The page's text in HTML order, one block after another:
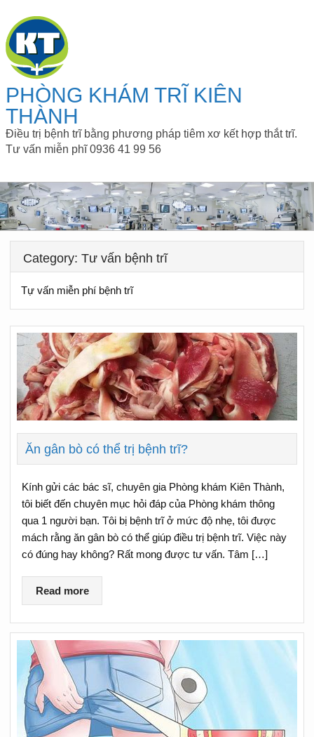
PHÒNG KHÁM TRĨ KIÊN
THÀNH
Điều trị bệnh trĩ bằng phương pháp tiêm xơ kết hợp thắt trĩ.
Tư vấn miễn phĩ 0936 41 99 56
Category: Tư vấn bệnh trĩ
Tự vấn miễn phí bệnh trĩ
Ăn gân bò có thể trị bệnh trĩ?
Kính gửi các bác sĩ, chuyên gia Phòng khám Kiên Thành,
tôi biết đến chuyên mục hỏi đáp của Phòng khám thông
qua 1 người bạn. Tôi bị bệnh trĩ ở mức độ nhẹ, tôi được
mách rằng ăn gân bò có thể giúp điều trị bệnh trĩ. Việc này
có đúng hay không? Rất mong được tư vấn. Tâm […]
Read more